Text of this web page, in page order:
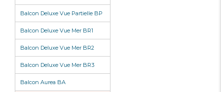
Balcon Deluxe Vue Partielle BP
Balcon Deluxe Vue Mer BR1
Balcon Deluxe Vue Mer BR2
Balcon Deluxe Vue Mer BR3
Balcon Aurea BA